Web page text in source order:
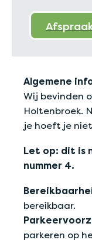
Algemene
Wij bevinden
Holtenbroek.
je hoeft je
Let op: dit is
nummer 4.
bereikbaar.
parkeren op